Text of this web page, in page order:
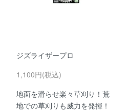
ジズライザープロ
1,100円(税込)
地面を滑らせ楽々草刈り！荒
地での草刈りも威力を発揮！